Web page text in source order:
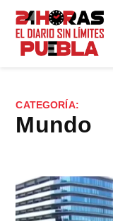
Saltar
contenido
CATEGORÍA:
Mundo